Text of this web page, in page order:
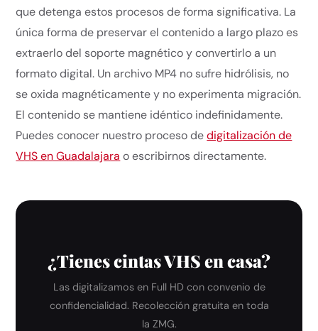
que detenga estos procesos de forma significativa. La
única forma de preservar el contenido a largo plazo es
extraerlo del soporte magnético y convertirlo a un
formato digital. Un archivo MP4 no sufre hidrólisis, no
se oxida magnéticamente y no experimenta migración.
El contenido se mantiene idéntico indefinidamente.
Puedes conocer nuestro proceso dedigitalización de
VHS en Guadalajara o escribirnos directamente.
¿Tienes cintas VHS en casa?
Las digitalizamos en Full HD con convenio de
confidencialidad. Recolección gratuita en toda
la ZMG.